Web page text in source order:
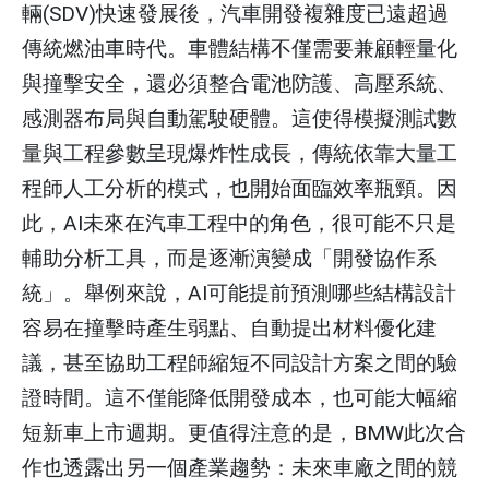
輛(SDV)快速發展後，汽車開發複雜度已遠超過
傳統燃油車時代。車體結構不僅需要兼顧輕量化
與撞擊安全，還必須整合電池防護、高壓系統、
感測器布局與自動駕駛硬體。這使得模擬測試數
量與工程參數呈現爆炸性成長，傳統依靠大量工
程師人工分析的模式，也開始面臨效率瓶頸。因
此，AI未來在汽車工程中的角色，很可能不只是
輔助分析工具，而是逐漸演變成「開發協作系
統」。舉例來說，AI可能提前預測哪些結構設計
容易在撞擊時產生弱點、自動提出材料優化建
議，甚至協助工程師縮短不同設計方案之間的驗
證時間。這不僅能降低開發成本，也可能大幅縮
短新車上市週期。更值得注意的是，BMW此次合
作也透露出另一個產業趨勢：未來車廠之間的競